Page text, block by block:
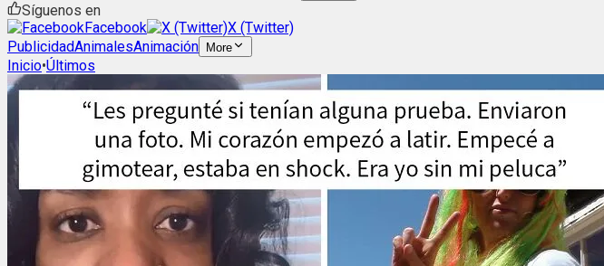
Síguenos en
Facebook
X (Twitter)
PublicidadAnimalesAnimación More
Inicio•Últimos